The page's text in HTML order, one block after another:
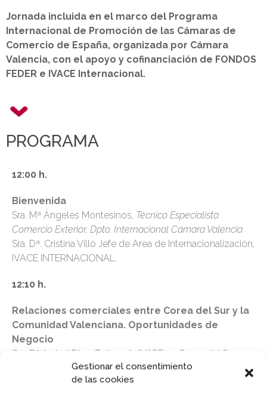
Gestionar el consentimiento
de las cookies
Jornada incluida en el marco del Programa
Internacional de Promoción de las Cámaras de
Comercio de España, organizada por Cámara
Valencia, con el apoyo y cofinanciación de FONDOS
FEDER e IVACE Internacional.
PROGRAMA
12:00 h.
Bienvenida
Sra. Mª Ángeles Montesinos, Técnico Especialista
Comercio Exterior, Dpto. Internacional Cámara Valencia
Sra. Dª. Cristina Villó Jefe de Area de Internacionalización,
IVACE INTERNACIONAL.
12:10 h.
Relaciones comerciales entre Corea del Sur y la
Comunidad Valenciana. Oportunidades de
Negocio
Sra. Dª. Isabel Diaz,
Delegado IVACE en Corea del Sur